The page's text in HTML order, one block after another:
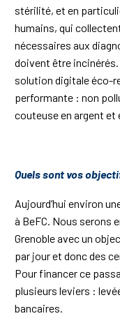
stérilité, et en
humains, qui
nécessaires aux
doivent être
solution digitale éco-
performante : non
couteuse en argent et
Quels sont vos
Aujourd’hui environ
à BeFC. Nous serons
Grenoble avec un
par jour et donc des
Pour financer ce
plusieurs leviers :
bancaires.